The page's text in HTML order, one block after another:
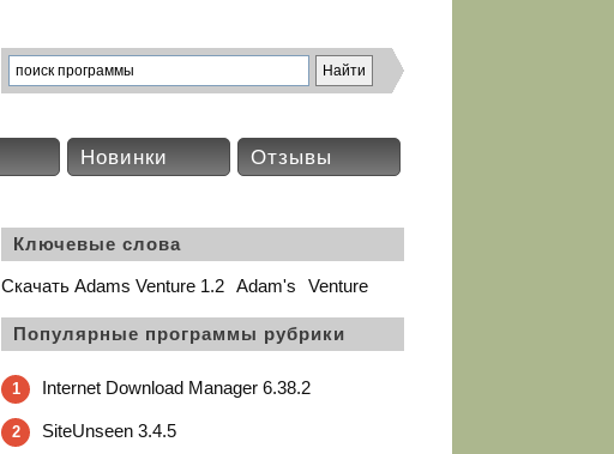
Новинки Отзывы
Ключевые слова
Скачать Adams Venture 1.2 Adam's Venture
Популярные программы рубрики
1 Internet Download Manager 6.38.2
2 SiteUnseen 3.4.5